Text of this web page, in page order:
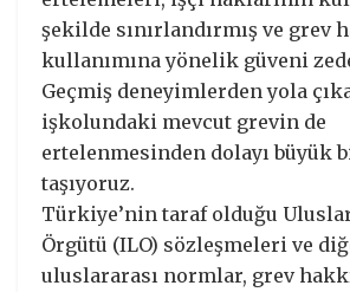
şekilde sınırlandırmış ve grev
kullanımına yönelik güveni
Geçmiş deneyimlerden yola
işkolundaki mevcut grevin de
ertelenmesinden dolayı büyük
taşıyoruz.
Türkiye’nin taraf olduğu
Örgütü (ILO) sözleşmeleri ve
uluslararası normlar, grev